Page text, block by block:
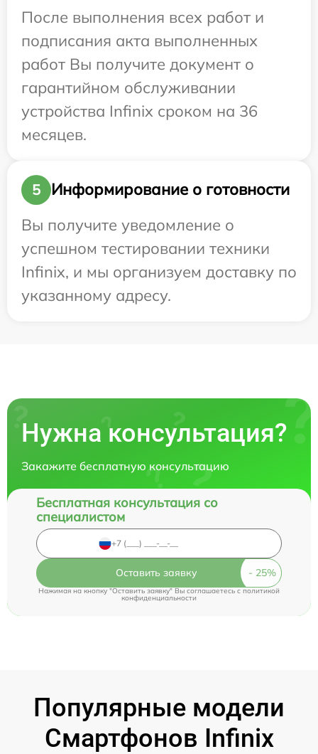
После выполнения всех работ и
подписания акта выполненных
работ Вы получите документ о
гарантийном обслуживании
устройства Infinix сроком на 36
месяцев.
5
Информирование о готовности
Вы получите уведомление о
успешном тестировании техники
Infinix, и мы организуем доставку по
указанному адресу.
Нужна консультация?
Закажите бесплатную консультацию
Бесплатная консультация со
специалистом
Оставить заявку
Нажимая на кнопку "Оставить заявку" Вы соглашаетесь cполитикой
конфиденциальности
Популярные модели
Смартфонов Infinix